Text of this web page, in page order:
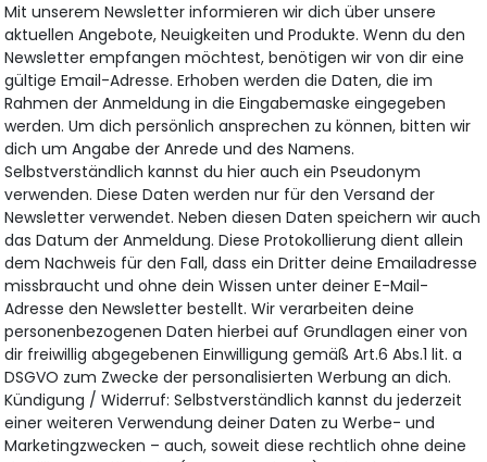
Mit unserem Newsletter informieren wir dich über unsere
aktuellen Angebote, Neuigkeiten und Produkte. Wenn du den
Newsletter empfangen möchtest, benötigen wir von dir eine
gültige Email-Adresse. Erhoben werden die Daten, die im
Rahmen der Anmeldung in die Eingabemaske eingegeben
werden. Um dich persönlich ansprechen zu können, bitten wir
dich um Angabe der Anrede und des Namens.
Selbstverständlich kannst du hier auch ein Pseudonym
verwenden. Diese Daten werden nur für den Versand der
Newsletter verwendet. Neben diesen Daten speichern wir auch
das Datum der Anmeldung. Diese Protokollierung dient allein
dem Nachweis für den Fall, dass ein Dritter deine Emailadresse
missbraucht und ohne dein Wissen unter deiner E-Mail-
Adresse den Newsletter bestellt. Wir verarbeiten deine
personenbezogenen Daten hierbei auf Grundlagen einer von
dir freiwillig abgegebenen Einwilligung gemäß Art.6 Abs.1 lit. a
DSGVO zum Zwecke der personalisierten Werbung an dich.
Kündigung / Widerruf: Selbstverständlich kannst du jederzeit
einer weiteren Verwendung deiner Daten zu Werbe- und
Marketingzwecken – auch, soweit diese rechtlich ohne deine